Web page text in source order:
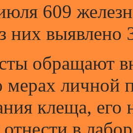
609
них выявлено
обращают
мерах личной
клеща,
в